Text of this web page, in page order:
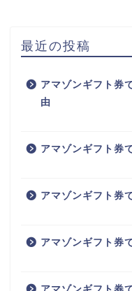
最近の投稿
アマゾンギフト券
由
アマゾンギフト券
アマゾンギフト券
アマゾンギフト券